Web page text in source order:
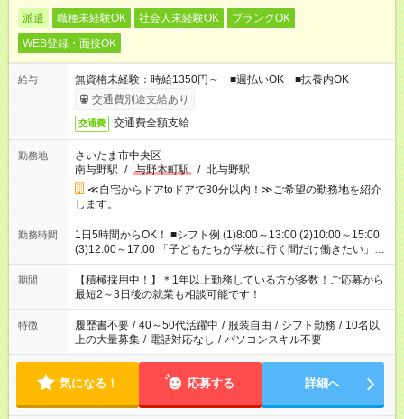
派遣 職種未経験OK 社会人未経験OK
ブランクOK
WEB登録・面接OK
給与
無資格未経験：時給1350円～ ■週払いOK ■扶養内OK
交通費別途支給あり
交通費 交通費全額支給
勤務地
さいたま市中央区
南与野駅 / 与野本町駅 / 北与野駅
≪自宅からドアtoドアで30分以内！≫ご希望の勤務地を紹介
します。
勤務時間
1日5時間からOK！ ■シフト例 (1)8:00～13:00 (2)10:00～15:00
(3)12:00～17:00 「子どもたちが学校に行く間だけ働きたい」
「余裕を持って夕飯の準備がしたい」 「午前中は働いて、午後
はプライベートの時間にしたい」 など、ご希望を教えてくださ
いね。 ※Wワーク希望の方へ 今ご覧のお仕事で希望する勤務時
間と、もう1つのお仕事の勤務時間。 合計で週40時間を超える
場合は応募できません。
期間
【積極採用中！】＊1年以上勤務している方が多数！ご応募から
最短2～3日後の就業も相談可能です！
特徴 履歴書不要 / 40～50代活躍中 / 服装自由 / シフト勤務 / 10名以
上の大量募集 / 電話対応なし / パソコンスキル不要
気になる！ 応募する 詳細へ